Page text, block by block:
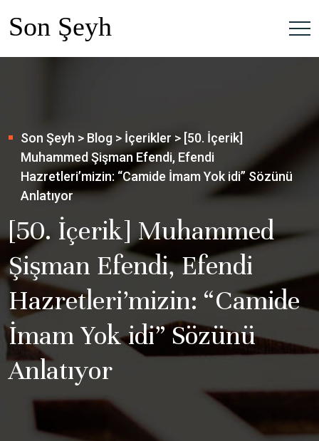
Son Şeyh > Blog > İçerikler > [50. İçerik]
Muhammed Şişman Efendi, Efendi
Hazretleri’mizin: “Camide İmam Yok idi” Sözünü
Anlatıyor
[50. İçerik] Muhammed
Şişman Efendi, Efendi
Hazretleri’mizin: “Camide
İmam Yok idi” Sözünü
Anlatıyor